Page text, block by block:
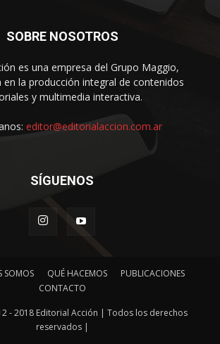
SOBRE NOSOTROS
es una empresa del Grupo Maggio,
en la producción integral de contenidos
y multimedia interactiva.
editor@editorialaccion.com.ar
SÍGUENOS
SOMOS QUÉ HACEMOS
PUBLICACIONES
CONTACTO
- 2018 Editorial Acción | Todos los derechos
reservados |